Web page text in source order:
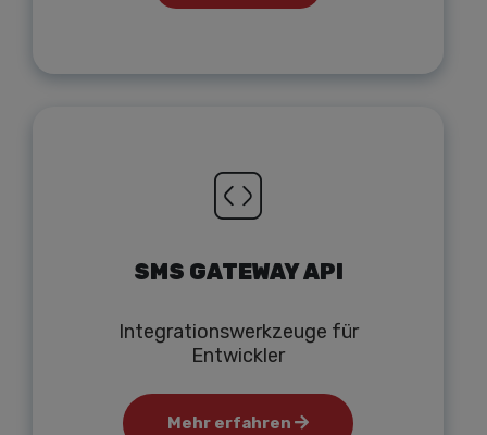
SMS GATEWAY API
Integrationswerkzeuge für
Entwickler
Mehr erfahren